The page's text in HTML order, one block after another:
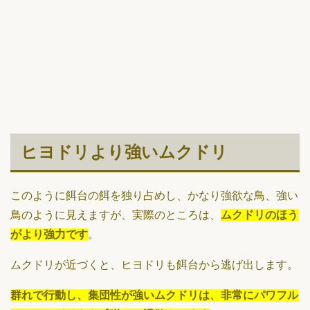
ヒヨドリより強いムクドリ
このように餌台の餌を独り占めし、かなり強欲な鳥、強い
鳥のように見えますが、実際のところは、 ムクドリのほう
がより強力です。
ムクドリが近づくと、ヒヨドリも餌台から逃げ出します。
群れで行動し、集団性が強いムクドリは、非常にパワフル